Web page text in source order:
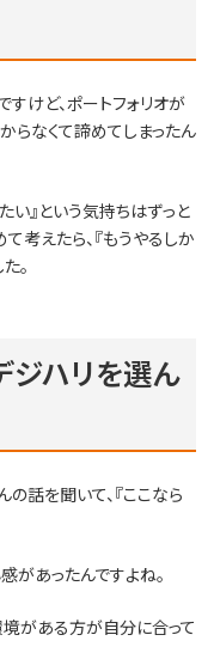
けど、ポートフォリオが
らなくて諦めてしまったん
い』という気持ちはずっと
考えたら、『もうやるしか
。
ジハリを選ん
話を聞いて、『ここなら
があったんですよね。
がある方が自分に合って